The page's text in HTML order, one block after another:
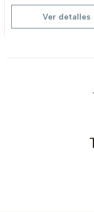
Ver detalles